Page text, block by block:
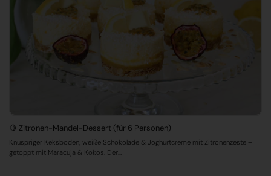
🍋 Zitronen-Mandel-Dessert (für 6 Personen)
Knuspriger Keksboden, weiße Schokolade & Joghurtcreme mit Zitronenzeste –
getoppt mit Maracuja & Kokos. Der...